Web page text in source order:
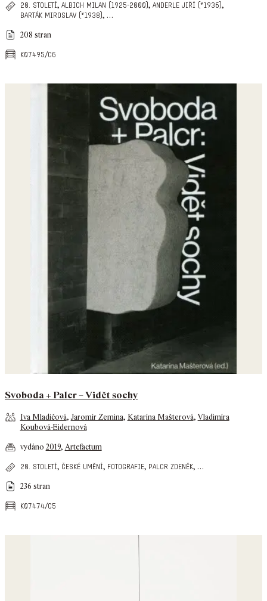
20. století, albich milan (1925-2000) , anderle jiří (*1936) ,
barták miroslav (*1938) , …
208 stran
k07495/c6
Svoboda + Palcr – Vidět sochy
Iva Mladičová,Jaromír Zemina, Katarína Mašterová, Vladimíra
Koubová-Eidernová
vydáno 2019, Artefactum
20. století, české umění, fotografie, palcr zdeněk, …
236 stran
k07474/c5